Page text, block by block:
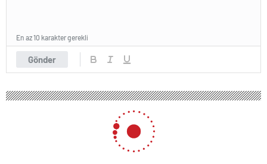
Gönder
En az 10 karakter gerekli
Ankara’da Ibrahim Maalouf rüzgarı
13 Mayıs 2025 04:34